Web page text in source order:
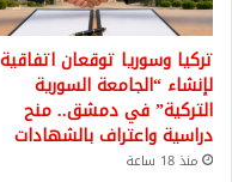
تركيا وسوريا توقعان اتفاقية
لإنشاء “الجامعة السورية
التركية” في دمشق.. منح
دراسية واعتراف بالشهادات
منذ 18 ساعة